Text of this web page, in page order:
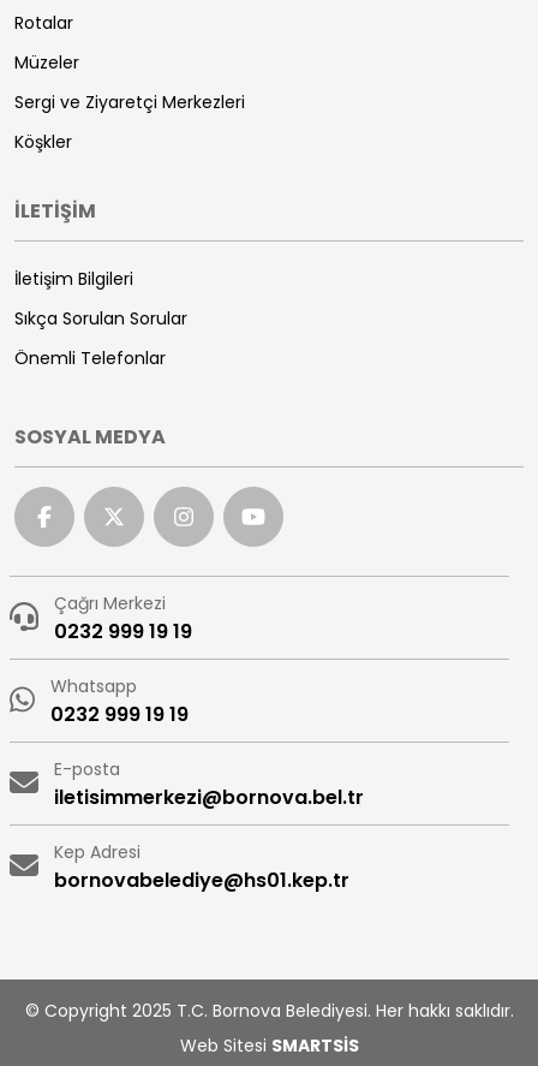
Rotalar
Müzeler
Sergi ve Ziyaretçi Merkezleri
Köşkler
İLETİŞİM
İletişim Bilgileri
Sıkça Sorulan Sorular
Önemli Telefonlar
SOSYAL MEDYA
Çağrı Merkezi
0232 999 19 19
Whatsapp
0232 999 19 19
E-posta
iletisimmerkezi@bornova.bel.tr
Kep Adresi
bornovabelediye@hs01.kep.tr
© Copyright 2025 T.C. Bornova Belediyesi. Her hakkı saklıdır.
Web Sitesi SMARTSİS